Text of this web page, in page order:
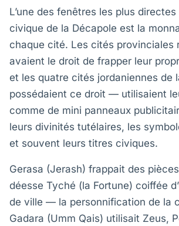
L’une des fenêtres les plus
civique de la Décapole est la
chaque cité. Les cités provinciales
avaient le droit de frapper leur
et les quatre cités jordaniennes de
possédaient ce droit — utilisaient
comme de mini panneaux
leurs divinités tutélaires, les
et souvent leurs titres civiques.
Gerasa (Jerash) frappait des
déesse Tyché (la Fortune) coiffée
de ville — la personnification de la
Gadara (Umm Qais) utilisait Zeus,